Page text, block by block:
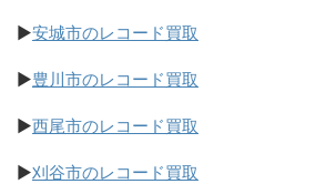
▶安城市のレコード買取
▶豊川市のレコード買取
▶西尾市のレコード買取
▶刈谷市のレコード買取